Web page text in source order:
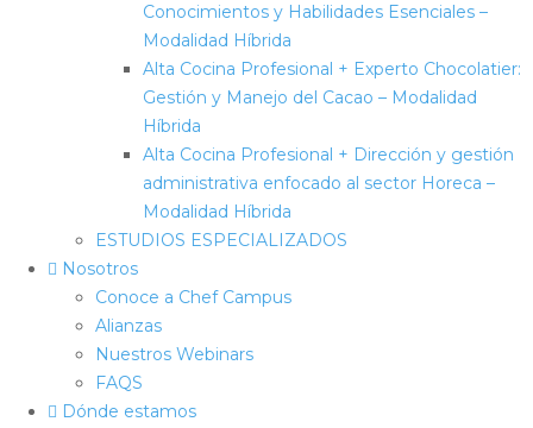
Conocimientos y Habilidades Esenciales –
Modalidad Híbrida
Alta Cocina Profesional + Experto Chocolatier:
Gestión y Manejo del Cacao – Modalidad
Híbrida
Alta Cocina Profesional + Dirección y gestión
administrativa enfocado al sector Horeca –
Modalidad Híbrida
ESTUDIOS ESPECIALIZADOS
Nosotros
Conoce a Chef Campus
Alianzas
Nuestros Webinars
FAQS
Dónde estamos